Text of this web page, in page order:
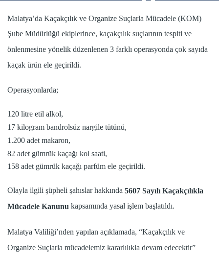
Malatya’da Kaçakçılık ve Organize Suçlarla Mücadele (KOM)
Şube Müdürlüğü ekiplerince, kaçakçılık suçlarının tespiti ve
önlenmesine yönelik düzenlenen 3 farklı operasyonda çok sayıda
kaçak ürün ele geçirildi.
Operasyonlarda;
120 litre etil alkol,
17 kilogram bandrolsüz nargile tütünü,
1.200 adet makaron,
82 adet gümrük kaçağı kol saati,
158 adet gümrük kaçağı parfüm ele geçirildi.
Olayla ilgili şüpheli şahıslar hakkında 5607 Sayılı Kaçakçılıkla
Mücadele Kanunu kapsamında yasal işlem başlatıldı.
Malatya Valiliği’nden yapılan açıklamada, “Kaçakçılık ve
Organize Suçlarla mücadelemiz kararlılıkla devam edecektir”